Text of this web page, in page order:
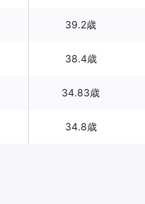
39.2歳
38.4歳
34.83歳
34.8歳